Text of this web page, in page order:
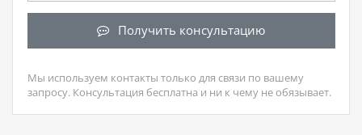
Получить консультацию
Мы используем контакты только для связи по вашему
запросу. Консультация бесплатна и ни к чему не обязывает.